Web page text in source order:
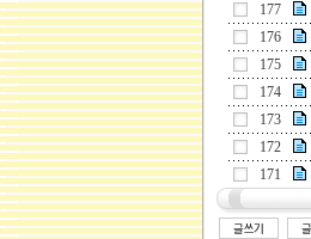
177
176
175
174
173
172
171